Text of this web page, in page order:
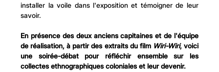
installer la voile dans l'exposition et témoigner de leur
savoir.
En présence des deux anciens capitaines et de l'équipe
de réalisation, à partir des extraits du film Wiri-Wiri, voici
une soirée-débat pour réfléchir ensemble sur les
collectes ethnographiques coloniales et leur devenir.